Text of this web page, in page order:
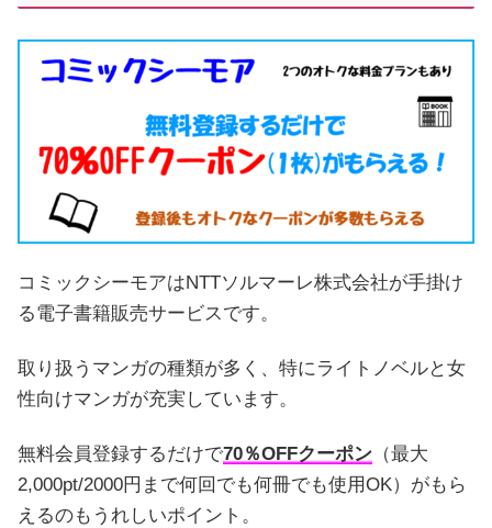
コミックシーモアはNTTソルマーレ株式会社が手掛け
る電子書籍販売サービスです。
取り扱うマンガの種類が多く、特にライトノベルと女
性向けマンガが充実しています。
無料会員登録するだけで70％OFFクーポン （最大
2,000pt/2000円まで何回でも何冊でも使用OK）がもら
えるのもうれしいポイント。